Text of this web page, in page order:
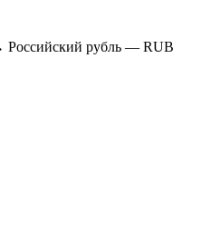
рубль — RUB